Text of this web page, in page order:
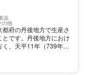
浜
の他
府の丹後地方で生産さ
です。丹後地方におけ
く、天平11年（739年）